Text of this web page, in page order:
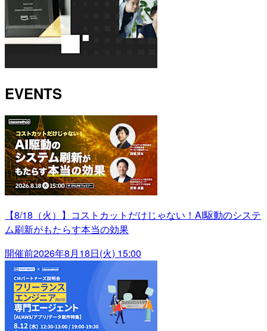
EVENTS
【8/18（火）】コストカットだけじゃない！AI駆動のシステ
ム刷新がもたらす本当の効果
開催前2026年8月18日(火) 15:00